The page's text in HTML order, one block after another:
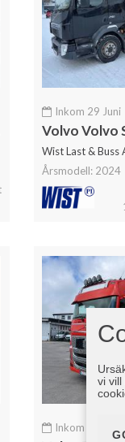
Inkom 29 Juni
Volvo Volvo
Wist Last & Buss
Årsmodell: 2024
Inkom 16 Maj
vi vill